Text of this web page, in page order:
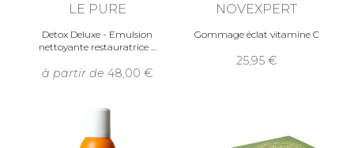
LE PURE
Detox Deluxe - Emulsion
nettoyante restauratrice
à partir de 48,00
NOVEXPERT
Gommage éclat vitamine C
25,95